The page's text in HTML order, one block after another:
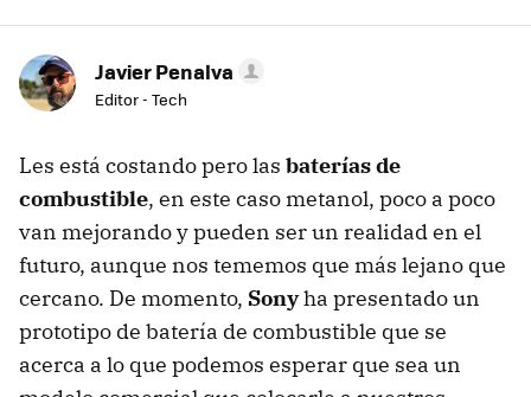
Javier Penalva
Editor - Tech
Les está costando pero las baterías de
combustible, en este caso metanol, poco a poco
van mejorando y pueden ser un realidad en el
futuro, aunque nos tememos que más lejano que
cercano. De momento, Sonyha presentado un
prototipo de batería de combustible que se
acerca a lo que podemos esperar que sea un